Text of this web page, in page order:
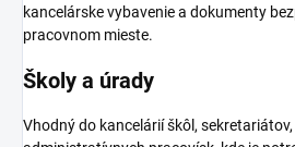
kancelárske vybavenie a dokumenty
pracovnom mieste.
Školy a úrady
Vhodný do kancelárií škôl,